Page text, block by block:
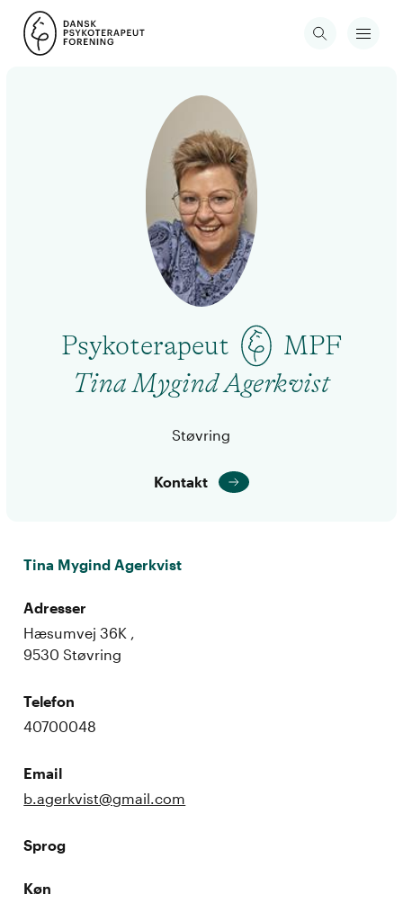
Psykoterapeut
MPF
Tina Mygind Agerkvist
Støvring
Kontakt
Tina Mygind Agerkvist
Adresser
Hæsumvej 36K ,
9530 Støvring
Telefon
40700048
Email
b.agerkvist@gmail.com
Sprog
Køn